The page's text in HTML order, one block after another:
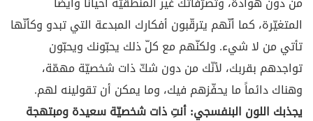
المتغيّرة، كما أنّهم يترقّبون أفكارك المبدعة التي تبدو وكأنّها
تأتي من لا شيء. ولكنّهم مع كلّ ذلك يحبّونك ويحبّون
تواجدهم بقربك، لأنّك من دون شكّ ذات شخصيّة مهمّة،
وهناك دائماً ما يحفّزهم فيك، وما يمكن أن تقولينه لهم.
يجذبك اللون البنفسجي: أنتِ ذات شخصيّة سعيدة ومبتهجة